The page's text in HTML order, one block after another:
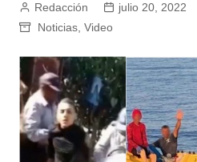
Redacción julio 20, 2022
Noticias, Video